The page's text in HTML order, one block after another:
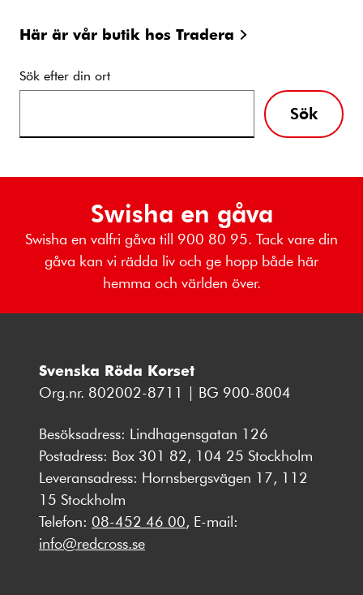
Här är vår butik hos Tradera
Sök efter din ort
Sök
Swisha en gåva
Swisha en valfri gåva till 900 80 95. Tack vare din
gåva kan vi rädda liv och ge hopp både här
hemma och världen över.
Svenska Röda Korset
Org.nr. 802002-8711 | BG 900-8004
Besöksadress: Lindhagensgatan 126
Postadress: Box 301 82, 104 25 Stockholm
Leveransadress: Hornsbergsvägen 17, 112
15 Stockholm
Telefon: 08-452 46 00, E-mail:
info@redcross.se